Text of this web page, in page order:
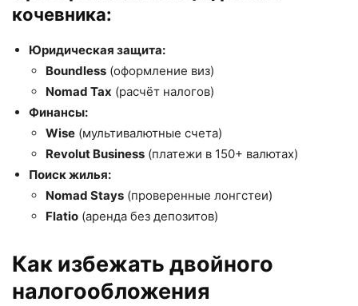
кочевника:
Юридическая защита:
Boundless (оформление виз)
Nomad Tax (расчёт налогов)
Финансы:
Wise (мультивалютные счета)
Revolut Business (платежи в 150+ валютах)
Поиск жилья:
Nomad Stays (проверенные лонгстеи)
Flatio (аренда без депозитов)
Как избежать двойного
налогообложения